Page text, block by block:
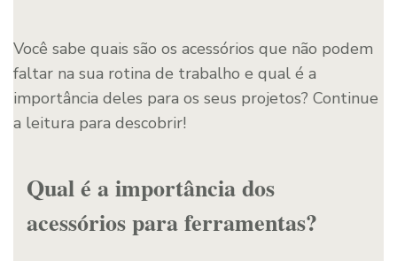
Você sabe quais são os acessórios que não podem
faltar na sua rotina de trabalho e qual é a
importância deles para os seus projetos? Continue
a leitura para descobrir!
Qual é a importância dos
acessórios para ferramentas?